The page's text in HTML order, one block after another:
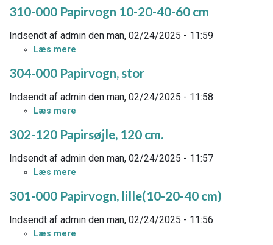
310-000 Papirvogn 10-20-40-60 cm
Indsendt af admin den man, 02/24/2025 - 11:59
Læs mere
000
10-
60
304-000 Papirvogn, stor
Indsendt af admin den man, 02/24/2025 - 11:58
Læs mere
000
stor
302-120 Papirsøjle, 120 cm.
Indsendt af admin den man, 02/24/2025 - 11:57
Læs mere
120
120
301-000 Papirvogn, lille(10-20-40 cm)
Indsendt af admin den man, 02/24/2025 - 11:56
Læs mere